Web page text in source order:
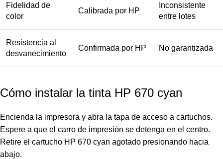
Fidelidad de
color
Calibrada por HP
Inconsistente
entre lotes
Resistencia al
desvanecimiento
Confirmada por HP No garantizada
Cómo instalar la tinta HP 670 cyan
Encienda la impresora y abra la tapa de acceso a cartuchos.
Espere a que el carro de impresión se detenga en el centro.
Retire el cartucho HP 670 cyan agotado presionando hacia
abajo.